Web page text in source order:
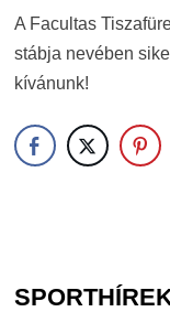
A Facultas
stábja nevében
kívánunk!